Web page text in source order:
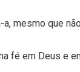
mesmo que
fé em Deus e